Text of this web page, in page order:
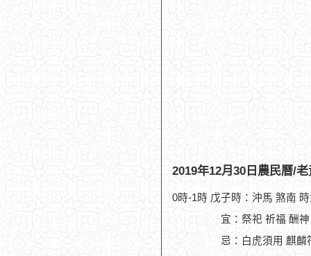
2019年12月30日農民曆/
0時-1時 戊子時：沖馬 煞南
宜：祭祀 祈福 酬
忌：白虎須用 麒麟